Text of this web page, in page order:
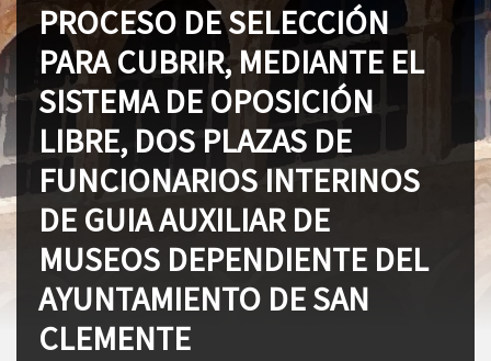
PROCESO DE SELECCIÓN
PARA CUBRIR, MEDIANTE EL
SISTEMA DE OPOSICIÓN
LIBRE, DOS PLAZAS DE
FUNCIONARIOS INTERINOS
DE GUIA AUXILIAR DE
MUSEOS DEPENDIENTE DEL
AYUNTAMIENTO DE SAN
CLEMENTE